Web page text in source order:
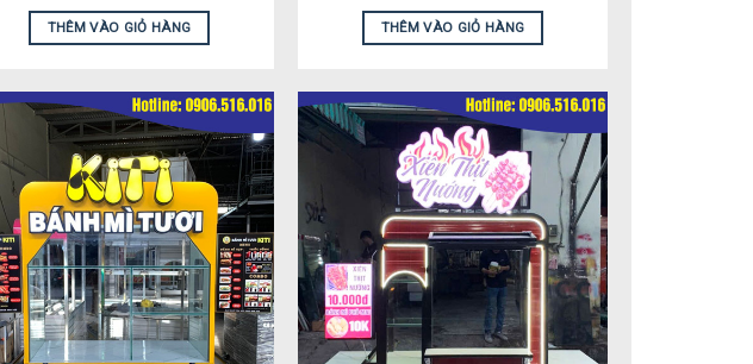
THÊM VÀO GIỎ HÀNG THÊM VÀO GIỎ HÀNG